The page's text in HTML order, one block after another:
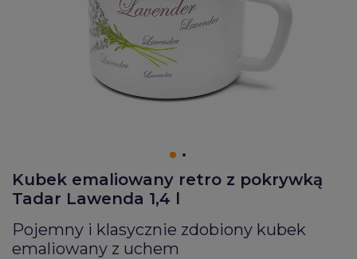
Kubek emaliowany retro z pokrywką
Tadar Lawenda 1,4 l
Pojemny i klasycznie zdobiony kubek
emaliowany z uchem